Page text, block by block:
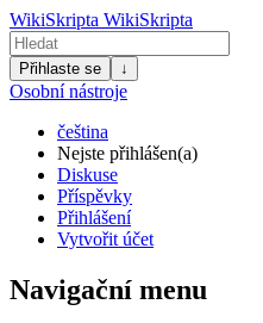
WikiSkripta WikiSkripta
Přihlaste se ↓
Osobní nástroje
čeština
Nejste přihlášen(a)
Diskuse
Příspěvky
Přihlášení
Vytvořit účet
Navigační menu